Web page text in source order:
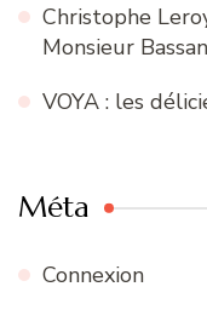
Christophe
Monsieur
VOYA : les
Méta
Connexion